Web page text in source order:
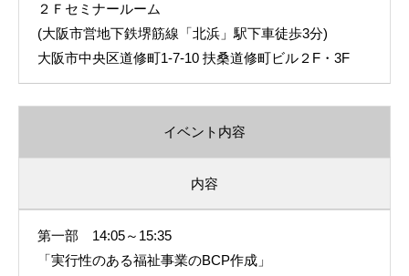
２Ｆセミナールーム
(大阪市営地下鉄堺筋線「北浜」駅下車徒歩3分)
大阪市中央区道修町1-7-10 扶桑道修町ビル２F・3F
イベント内容
内容
第一部 14:05～15:35
「実行性のある福祉事業のBCP作成」